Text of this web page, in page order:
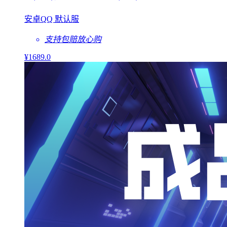
安卓QQ 默认服
支持包赔放心购
¥1689.0